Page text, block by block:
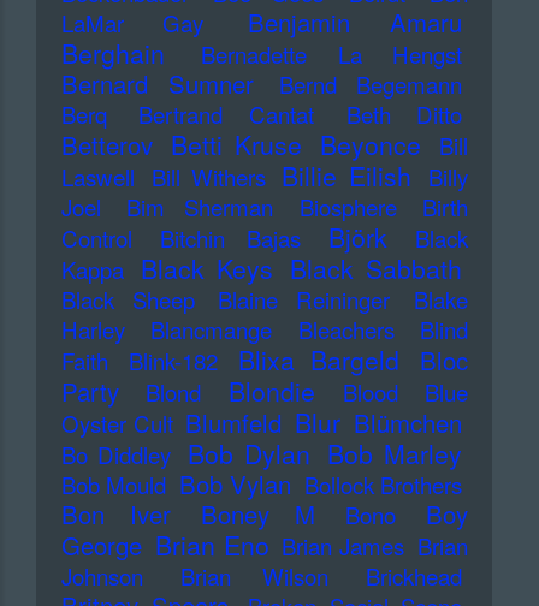
LaMar Gay
Benjamin Amaru
Berghain Bernadette La Hengst
Bernard Sumner
Bernd Begemann
Berq
Bertrand Cantat Beth Ditto
Betterov Betti Kruse Beyonce
Bill
Laswell
Bill Withers Billie Eilish
Billy
Joel
Bim Sherman Biosphere
Birth
Control
Bitchin Bajas Björk
Black
Kappa Black Keys Black Sabbath
Black Sheep Blaine Reininger
Blake
Harley
Blancmange Bleachers
Blind
Faith
Blink-182 Blixa Bargeld
Bloc
Party
Blond Blondie Blood
Blue
Oyster Cult Blumfeld Blur Blümchen
Bo Diddley Bob Dylan Bob Marley
Bob Mould Bob Vylan Bollock Brothers
Bon Iver Boney M Bono
Boy
George Brian Eno Brian James Brian
Johnson
Brian Wilson Brickhead